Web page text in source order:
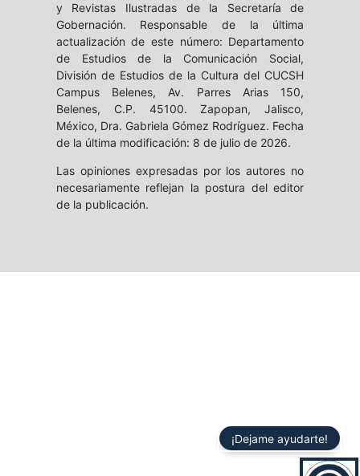
y Revistas Ilustradas de la Secretaría de
Gobernación. Responsable de la última
actualización de este número: Departamento
de Estudios de la Comunicación Social,
División de Estudios de la Cultura del CUCSH
Campus Belenes, Av. Parres Arias 150,
Belenes, C.P. 45100. Zapopan, Jalisco,
México, Dra. Gabriela Gómez Rodríguez. Fecha
de la última modificación: 8 de julio de 2026.
Las opiniones expresadas por los autores no
necesariamente reflejan la postura del editor
de la publicación.
¡Dejame ayudarte!